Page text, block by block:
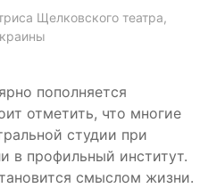
Щелковского театра,
пополняется
отметить, что многие
студии при
в профильный институт.
смыслом жизни.